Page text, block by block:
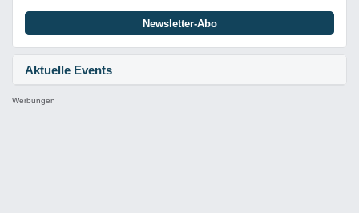
Aktuelle Events
Newsletter-Abo
Werbungen